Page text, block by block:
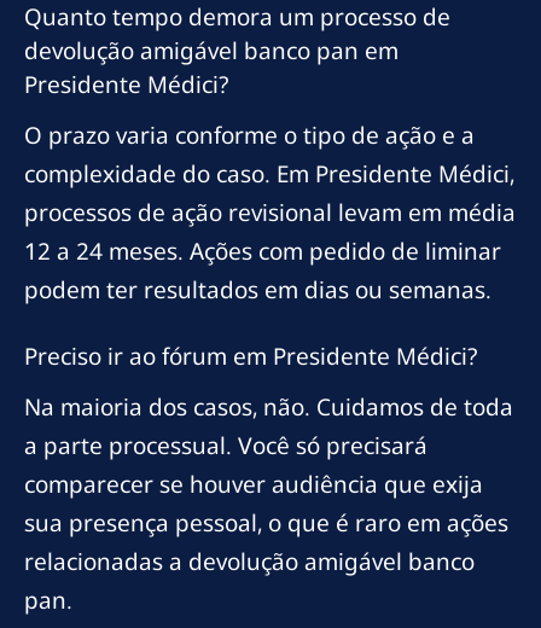
Quanto tempo demora um processo de
devolução amigável banco pan em
Presidente Médici?
O prazo varia conforme o tipo de ação e a
complexidade do caso. Em Presidente Médici,
processos de ação revisional levam em média
12 a 24 meses. Ações com pedido de liminar
podem ter resultados em dias ou semanas.
Preciso ir ao fórum em Presidente Médici?
Na maioria dos casos, não. Cuidamos de toda
a parte processual. Você só precisará
comparecer se houver audiência que exija
sua presença pessoal, o que é raro em ações
relacionadas a devolução amigável banco
pan.